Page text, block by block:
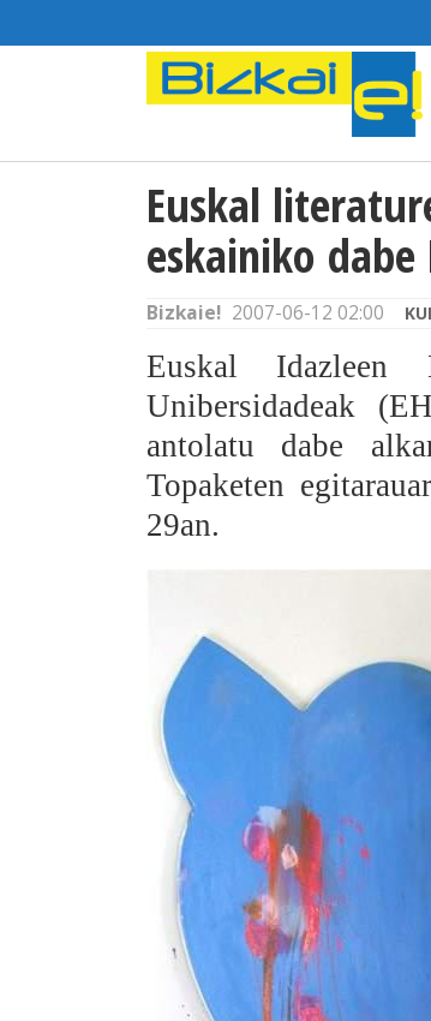
Euskal
eskainiko dabe
Bizkaie! 2007-06-12 02:00
Euskal
Unibersidadeak
antolatu dabe
Topaketen
29an.